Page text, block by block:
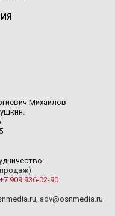
Михайлов
+7 909 936-02-90
, adv@osnmedia.ru